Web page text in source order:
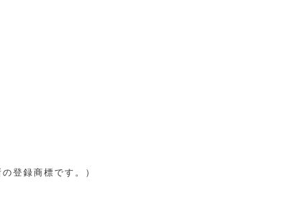
登録商標です。）